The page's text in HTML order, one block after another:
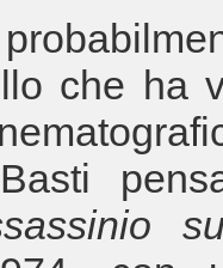
che ha